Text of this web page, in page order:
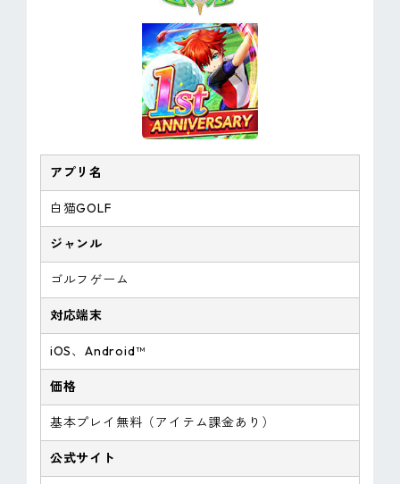
アプリ名
白猫GOLF
ジャンル
ゴルフゲーム
対応端末
iOS、Android™
価格
基本プレイ無料（アイテム課金あり）
公式サイト